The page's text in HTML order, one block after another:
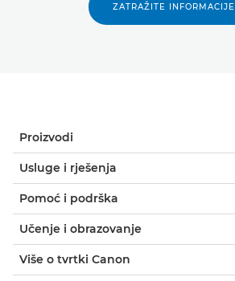
ZATRAŽITE INFORMACIJE
Proizvodi
Usluge i rješenja
Pomoć i podrška
Učenje i obrazovanje
Više o tvrtki Canon